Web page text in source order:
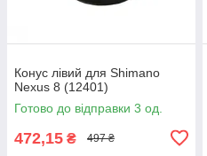
Конус лівий для Shimano
Nexus 8 (12401)
Готово до відправки 3 од.
472,15 ₴ 497 ₴